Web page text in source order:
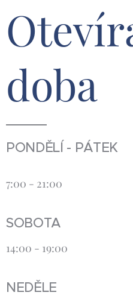
doba
PONDĚLÍ - PÁTEK
7:00 - 21:00
SOBOTA
14:00 - 19:00
NEDĚLE